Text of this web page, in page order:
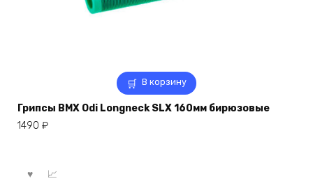
В корзину
Грипсы BMX Odi Longneck SLX 160мм бирюзовые
1490 ₽